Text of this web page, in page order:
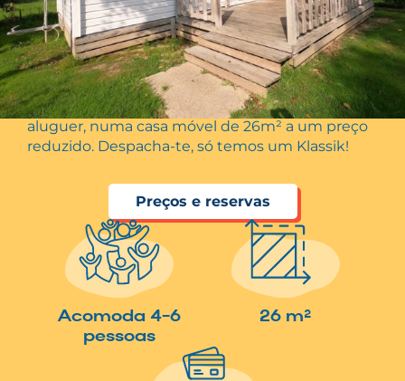
O preço mais baixo do parque de campismo!
Desfruta do conforto do nosso alojamento de
aluguer, numa casa móvel de 26m² a um preço
reduzido. Despacha-te, só temos um Klassik!
Preços e reservas
Acomoda 4-6
pessoas
26 m²